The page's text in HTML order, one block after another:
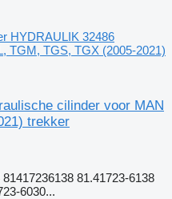
HYDRAULIK 32486
TGM, TGS, TGX (2005-2021)
cilinder voor MAN
trekker
81.41723-6138
6030...